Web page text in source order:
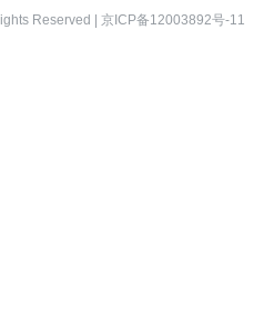
Reserved | 京ICP备12003892号-11